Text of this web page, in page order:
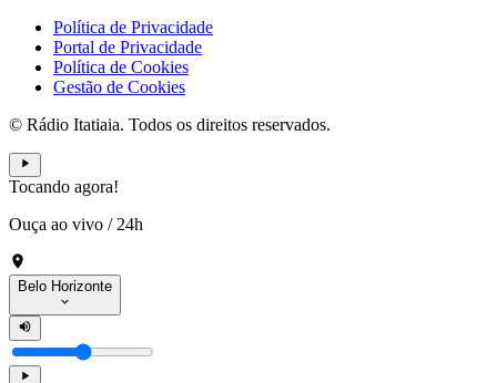
Política de Privacidade
Portal de Privacidade
Política de Cookies
Gestão de Cookies
© Rádio Itatiaia. Todos os direitos reservados.
Tocando agora!
Ouça ao vivo / 24h
Belo Horizonte